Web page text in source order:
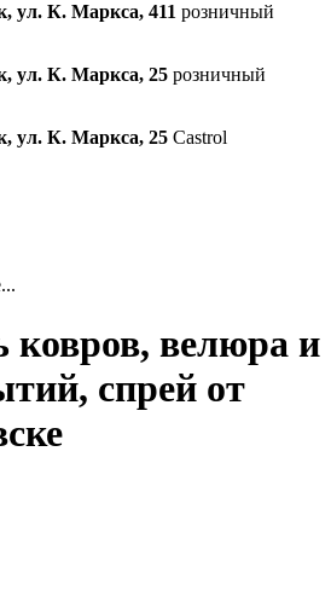
ул. К. Маркса, 411 розничный
ул. К. Маркса, 25 розничный
ул. К. Маркса, 25 Castrol
ковров, велюра и
спрей от